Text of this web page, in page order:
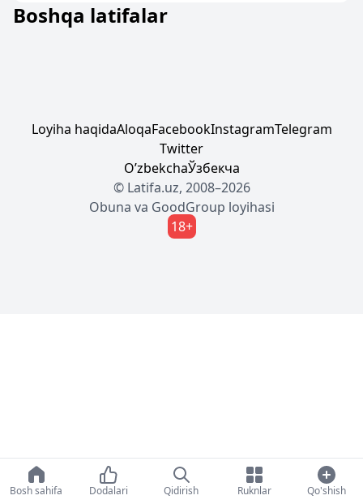
Boshqa latifalar
Loyiha haqidaAloqaFacebookInstagramTelegram
Twitter
OʼzbekchaЎзбекча
© Latifa.uz, 2008–2026
Obuna va GoodGroup loyihasi
18+
Bosh sahifa Dodalari Qidirish Ruknlar Qo'shish